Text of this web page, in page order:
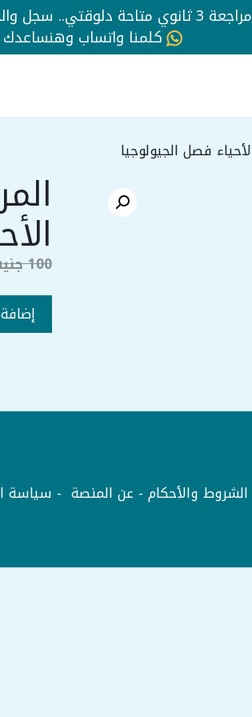
مراجعة 3 ثانوي متاحة دلوقتي.. سجل والحق الخصم
كلمنا واتساب وهنساعدك
100
كمية
المراجعة
الشروط والأحكام - عن المنصة - سياسة